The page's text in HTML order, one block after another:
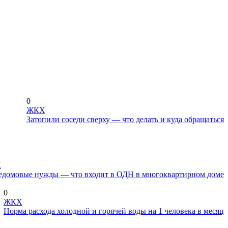
0
ЖКХ
Затопили соседи сверху — что делать и куда обращаться
нужды — что входит в ОДН в многоквартирном доме
0
ЖКХ
Норма расхода холодной и горячей воды на 1 человека в месяц